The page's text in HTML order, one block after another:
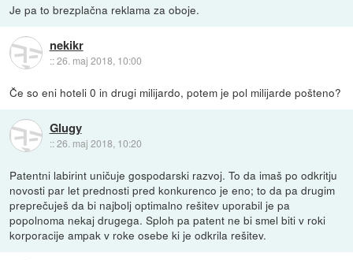
Je pa to brezplačna reklama za oboje.
nekikr
::26. maj 2018, 10:00
Če so eni hoteli 0 in drugi milijardo, potem je pol milijarde pošteno?
Glugy
::26. maj 2018, 10:20
Patentni labirint uničuje gospodarski razvoj. To da imaš po odkritju
novosti par let prednosti pred konkurenco je eno; to da pa drugim
preprečuješ da bi najbolj optimalno rešitev uporabil je pa
popolnoma nekaj drugega. Sploh pa patent ne bi smel biti v roki
korporacije ampak v roke osebe ki je odkrila rešitev.